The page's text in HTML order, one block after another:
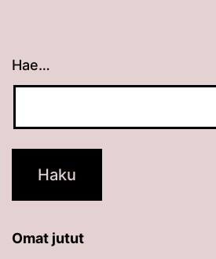
Hae…
Kun tuloksia tulee, voit selata
Omat jutut